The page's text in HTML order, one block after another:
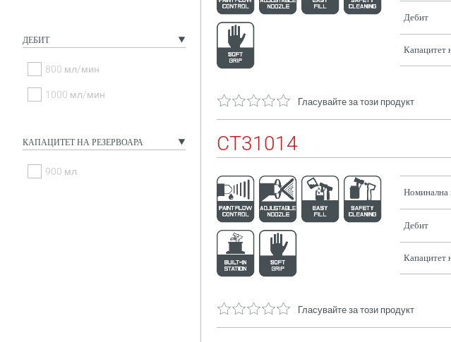
ДЕБИТ
800 мл/мин
1000 мл/мин
КАПАЦИТЕТ НА РЕЗЕРВОАРА
900 мл
Дебит
Капацитет
Гласувайте за този продукт
CT31014
Дебит
Капацитет
Гласувайте за този продукт